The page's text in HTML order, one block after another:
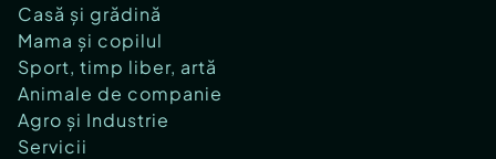
Casă și grădină
Mama și copilul
Sport, timp liber, artă
Animale de companie
Agro și Industrie
Servicii